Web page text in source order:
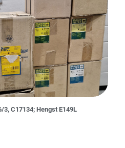
C17134; Hengst E149L